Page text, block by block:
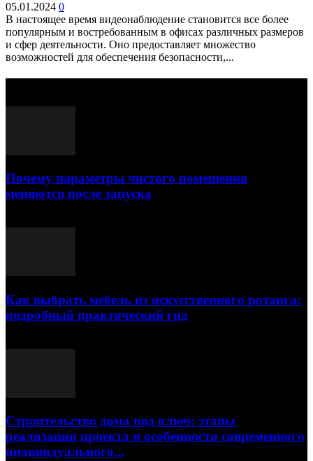
05.01.2024 0
В настоящее время видеонаблюдение становится все более
популярным и востребованным в офисах различных размеров
и сфер деятельности. Оно предоставляет множество
возможностей для обеспечения безопасности,...
Почему параметры чистого помещения
меняются после запуска
Как выбрать мебель из искусственного ротанга:
подробный практический гид
Строительство дома под ключ: этапы
реализации проекта и особенности современного
индивидуального...